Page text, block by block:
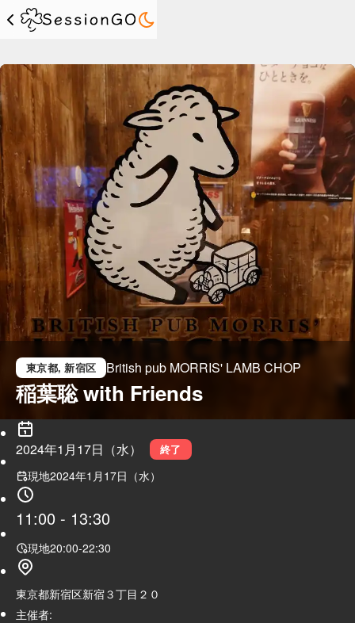
東京都, 新宿区 British pub MORRIS' LAMB CHOP
稲葉聡 with Friends
2024年1月17日（水） 終了
現地2024年1月17日（水）
11:00 - 13:30
現地20:00-22:30
東京都新宿区新宿３丁目２０
主催者: